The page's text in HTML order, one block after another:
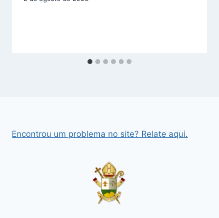
Encontrou um problema no site? Relate aqui.